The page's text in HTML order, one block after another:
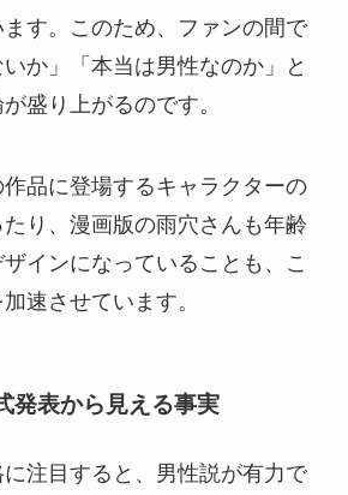
す。このため、ファンの間で
いか」「本当は男性なのか」と
盛り上がるのです。
品に登場するキャラクターの
り、漫画版の雨穴さんも年齢
インになっていることも、こ
速させています。
発表から見える事実
注目すると、男性説が有力で